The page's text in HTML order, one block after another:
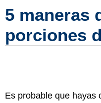
5 maneras
porciones
Es probable que hayas